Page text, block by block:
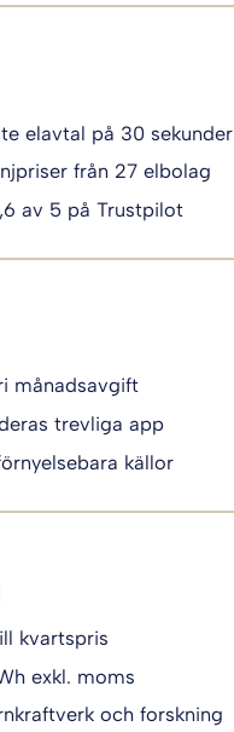
elavtal på 30 sekunder
från 27 elbolag
av 5 på Trustpilot
månadsavgift
trevliga app
källor
kvartspris
exkl. moms
och forskning